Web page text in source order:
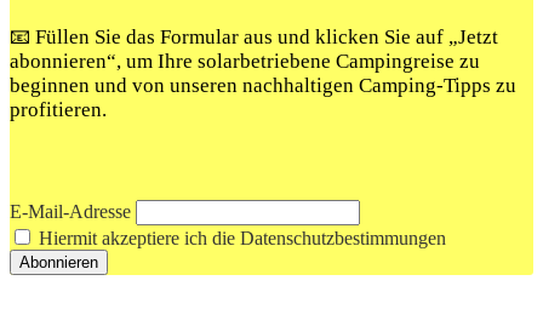
📧 Füllen Sie das Formular aus und klicken Sie auf „Jetzt
abonnieren“, um Ihre solarbetriebene Campingreise zu
beginnen und von unseren nachhaltigen Camping-Tipps zu
profitieren.
E-Mail-Adresse
Hiermit akzeptiere ich die Datenschutzbestimmungen